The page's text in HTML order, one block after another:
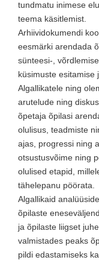
tundmatu inimese
teema käsitlemist.
Arhiividokumendi
eesmärki arendada
sünteesi-,
küsimuste esitamise
Algallikatele ning
arutelude ning
õpetaja õpilasi
olulisus, teadmiste
ajas, progressi ning
otsustusvõime ning
olulised etapid,
tähelepanu pöörata.
Algallikaid
õpilaste
ja õpilaste liigset
valmistades peaks
pildi edastamiseks